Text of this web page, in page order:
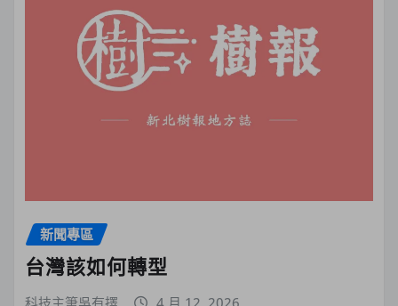
新聞專區
台灣該如何轉型